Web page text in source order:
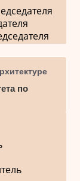
по